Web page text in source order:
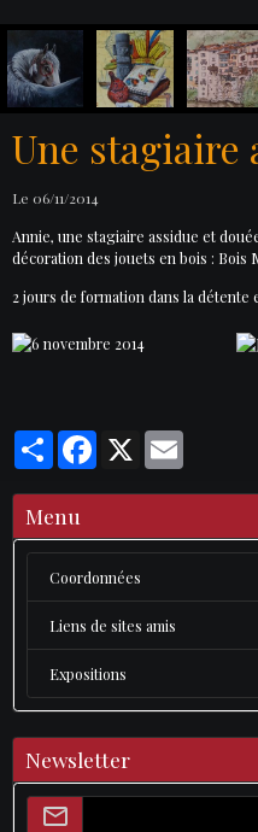
Une stagiaire
Le 06/11/2014
Annie, une stagiaire assidue et
décoration des jouets en bois : Bois
2 jours de formation dans la détente
PartagerFacebook
X
Menu
Coordonnées
Liens de sites amis
Expositions
Newsletter